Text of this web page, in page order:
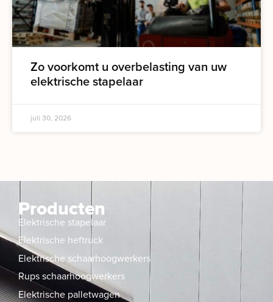
Zo voorkomt u overbelasting van uw
elektrische stapelaar
juli 30, 2026
Producten
Elektrische stapelaar
Elektrische heftruck
Elektrische schaarhoogwerkers
Rups schaarhoogwerkers
Elektrische palletwagen